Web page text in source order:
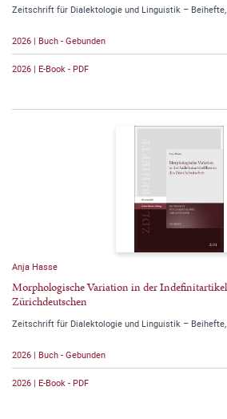
Zeitschrift für Dialektologie und Linguistik – Beihefte,
2026 | Buch - Gebunden
2026 | E-Book - PDF
Anja Hasse
Morphologische Variation in der
Zürichdeutschen
Zeitschrift für Dialektologie und Linguistik – Beihefte,
2026 | Buch - Gebunden
2026 | E-Book - PDF